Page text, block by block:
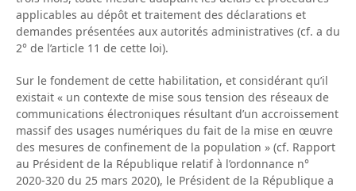
applicables au dépôt et traitement des déclarations et
demandes présentées aux autorités administratives (cf. a du
2° de l’article 11 de cette loi).
Sur le fondement de cette habilitation, et considérant qu’il
existait « un contexte de mise sous tension des réseaux de
communications électroniques résultant d’un accroissement
massif des usages numériques du fait de la mise en œuvre
des mesures de confinement de la population » (cf. Rapport
au Président de la République relatif à l’ordonnance n°
2020-320 du 25 mars 2020), le Président de la République a